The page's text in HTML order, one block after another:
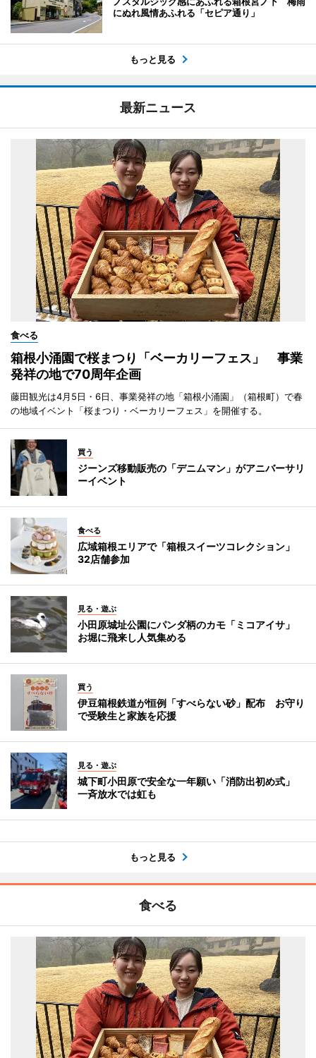
にぬれ風情あふれる「セピア通り」
もっと見る
最新ニュース
食べる
箱根小涌園で桜まつり「ベーカリーフェス」 事業
発祥の地で70周年企画
藤田観光は4月5日・6日、事業発祥の地「箱根小涌園」（箱根町）で春
の地域イベント「桜まつり・ベーカリーフェス」を開催する。
買う
ジーンズ移動販売の「デニムマン」がアニバーサリ
ーイベント
食べる
広域箱根エリアで「箱根スイーツコレクション」
32店舗参加
見る・遊ぶ
小田原城址公園にパンダ柄のカモ「ミコアイサ」
お堀に飛来し人気集める
買う
伊豆箱根鉄道が恒例「すべらない砂」配布 お守り
で受験生と家族を応援
見る・遊ぶ
城下町小田原で安全な一年願い「消防出初め式」
一斉放水では虹も
もっと見る
食べる